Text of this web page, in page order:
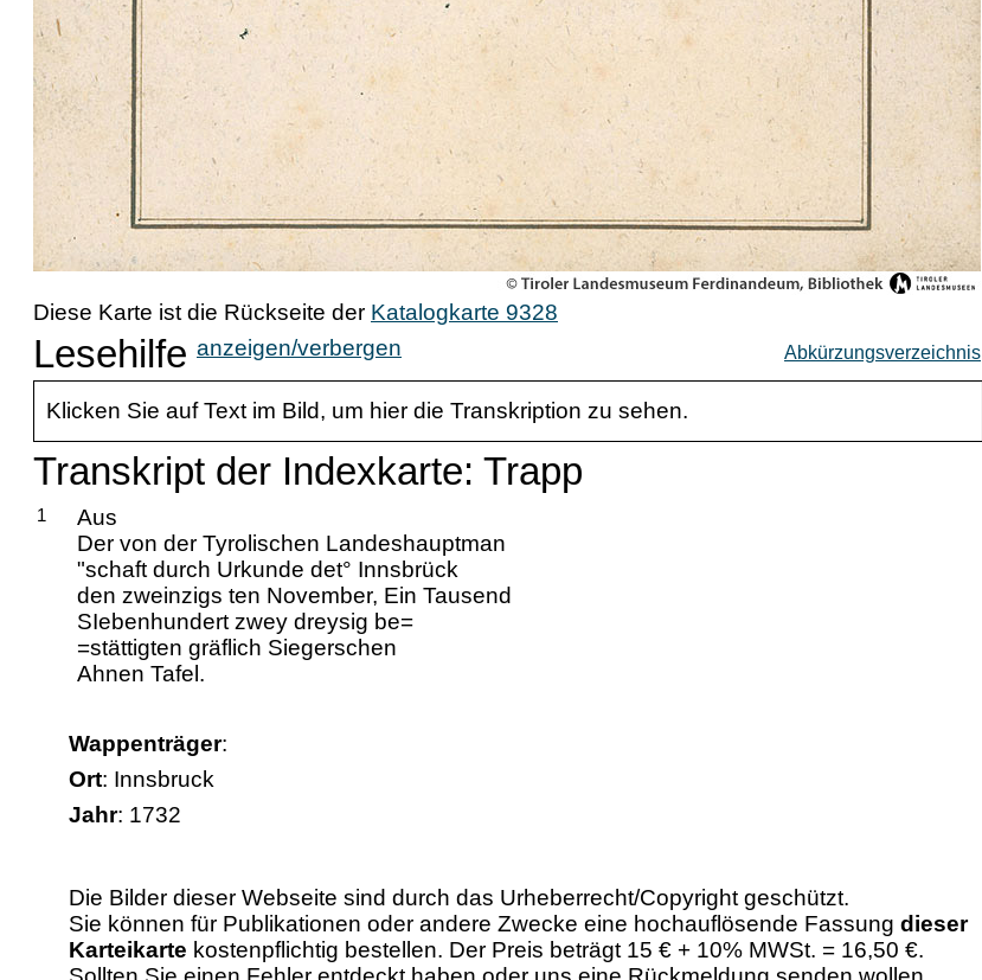
Diese Karte ist die Rückseite der Katalogkarte 9328
Lesehilfe anzeigen/verbergen Abkürzungsverzeichnis
Klicken Sie auf Text im Bild, um hier die Transkription zu sehen.
Transkript der Indexkarte: Trapp
1
Aus
Der von der Tyrolischen Landeshauptman
"schaft durch Urkunde det° Innsbrück
den zweinzigs ten November, Ein Tausend
SIebenhundert zwey dreysig be=
=stättigten gräflich Siegerschen
Ahnen Tafel.
Wappenträger:
Ort: Innsbruck
Jahr: 1732
Die Bilder dieser Webseite sind durch das Urheberrecht/Copyright geschützt.
Sie können für Publikationen oder andere Zwecke eine hochauflösende Fassung dieser
Karteikarte kostenpflichtig bestellen. Der Preis beträgt 15 € + 10% MWSt. = 16,50 €.